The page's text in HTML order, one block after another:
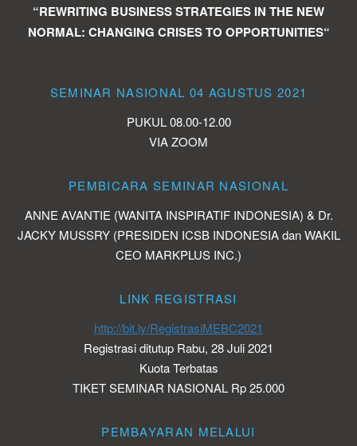
“REWRITING BUSINESS STRATEGIES IN THE NEW
NORMAL: CHANGING CRISES TO OPPORTUNITIES“
SEMINAR NASIONAL 04 AGUSTUS 2021
PUKUL 08.00-12.00
VIA ZOOM
PEMBICARA SEMINAR NASIONAL
ANNE AVANTIE (WANITA INSPIRATIF INDONESIA) & Dr.
JACKY MUSSRY (PRESIDEN ICSB INDONESIA dan WAKIL
CEO MARKPLUS INC.)
LINK REGISTRASI
http://bit.ly/RegistrasiMEBC2021
Registrasi ditutup Rabu, 28 Juli 2021
Kuota Terbatas
TIKET SEMINAR NASIONAL Rp 25.000
PEMBAYARAN MELALUI